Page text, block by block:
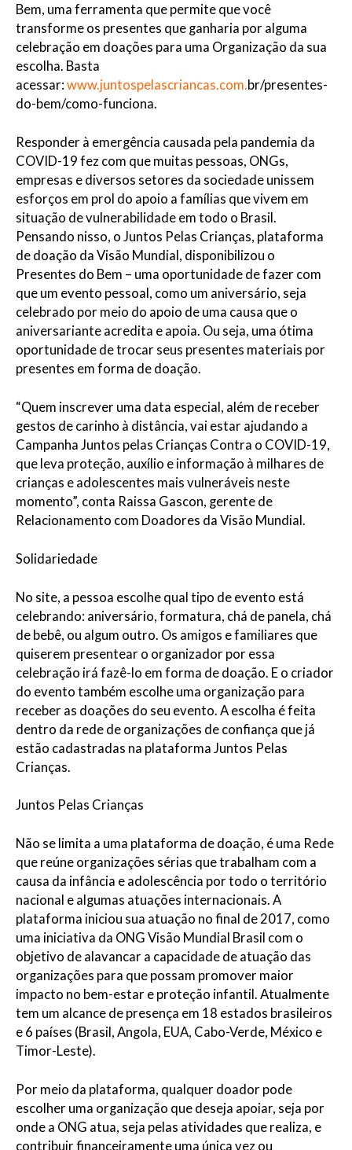
Bem, uma ferramenta que permite que você
transforme os presentes que ganharia por alguma
celebração em doações para uma Organização da sua
escolha. Basta
acessar: www.juntospelascriancas.com.br/presentes-
do-bem/como-funciona.
Responder à emergência causada pela pandemia da
COVID-19 fez com que muitas pessoas, ONGs,
empresas e diversos setores da sociedade unissem
esforços em prol do apoio a famílias que vivem em
situação de vulnerabilidade em todo o Brasil.
Pensando nisso, o Juntos Pelas Crianças, plataforma
de doação da Visão Mundial, disponibilizou o
Presentes do Bem – uma oportunidade de fazer com
que um evento pessoal, como um aniversário, seja
celebrado por meio do apoio de uma causa que o
aniversariante acredita e apoia. Ou seja, uma ótima
oportunidade de trocar seus presentes materiais por
presentes em forma de doação.
“Quem inscrever uma data especial, além de receber
gestos de carinho à distância, vai estar ajudando a
Campanha Juntos pelas Crianças Contra o COVID-19,
que leva proteção, auxílio e informação à milhares de
crianças e adolescentes mais vulneráveis neste
momento”, conta Raissa Gascon, gerente de
Relacionamento com Doadores da Visão Mundial.
Solidariedade
No site, a pessoa escolhe qual tipo de evento está
celebrando: aniversário, formatura, chá de panela, chá
de bebê, ou algum outro. Os amigos e familiares que
quiserem presentear o organizador por essa
celebração irá fazê-lo em forma de doação. E o criador
do evento também escolhe uma organização para
receber as doações do seu evento. A escolha é feita
dentro da rede de organizações de confiança que já
estão cadastradas na plataforma Juntos Pelas
Crianças.
Juntos Pelas Crianças
Não se limita a uma plataforma de doação, é uma Rede
que reúne organizações sérias que trabalham com a
causa da infância e adolescência por todo o território
nacional e algumas atuações internacionais. A
plataforma iniciou sua atuação no final de 2017, como
uma iniciativa da ONG Visão Mundial Brasil com o
objetivo de alavancar a capacidade de atuação das
organizações para que possam promover maior
impacto no bem-estar e proteção infantil. Atualmente
tem um alcance de presença em 18 estados brasileiros
e 6 países (Brasil, Angola, EUA, Cabo-Verde, México e
Timor-Leste).
Por meio da plataforma, qualquer doador pode
escolher uma organização que deseja apoiar, seja por
onde a ONG atua, seja pelas atividades que realiza, e
contribuir financeiramente uma única vez ou